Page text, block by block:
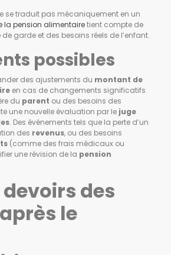
se traduit pas mécaniquement en un
la pension alimentairetient compte de
garde et des besoins réels de l’enfant.
possibles
des ajustements du montant de
en cas de changements significatifs
du parent ou des besoins des
une nouvelle évaluation par le juge
. Des événements tels que la perte d’un
des revenus, ou des besoins
(comme des frais médicaux ou
une révision de la pension
des
le